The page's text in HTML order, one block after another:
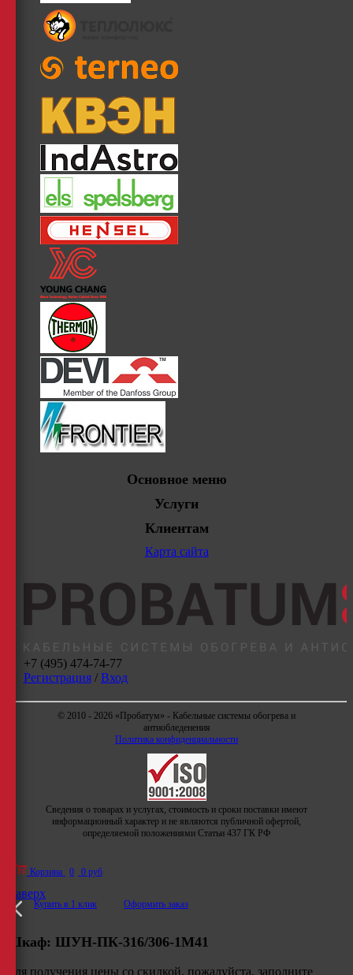
Основное меню
Услуги
Клиентам
Карта сайта
+7 (495) 474-74-77
Регистрация/ Вход
© 2010 - 2026 «Пробатум» - Кабельные системы обогрева и
антиобледенения
Политика конфиденциальности
Сведения о товарах и услугах, стоимость и сроки поставки имеют
информационный характер и не являются публичной офертой,
определяемой положениями Статьи 437 ГК РФ
Корзина 0 0 руб
Купить в 1 клик Оформить заказ
Наверх
Шкаф: ШУН-ПК-316/306-1М41
Для получения цены со скидкой, пожалуйста, заполните